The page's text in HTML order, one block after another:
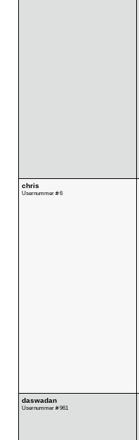
chris
Usernummer # 6
daswadan
Usernummer # 961